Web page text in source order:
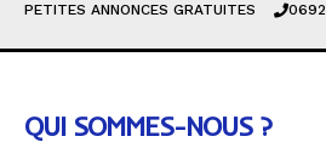
PETITES ANNONCES GRATUITES
QUI SOMMES-NOUS ?